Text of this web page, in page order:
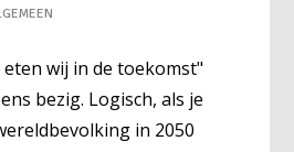
eten wij in de toekomst"
bezig. Logisch, als je
in 2050